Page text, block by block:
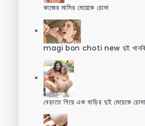
কাজের মাসির মেয়েকে চোদা
magi bon choti new দুই
বেড়াতে গিয়ে এক বাড়ির দুই মেয়েকে চোদা